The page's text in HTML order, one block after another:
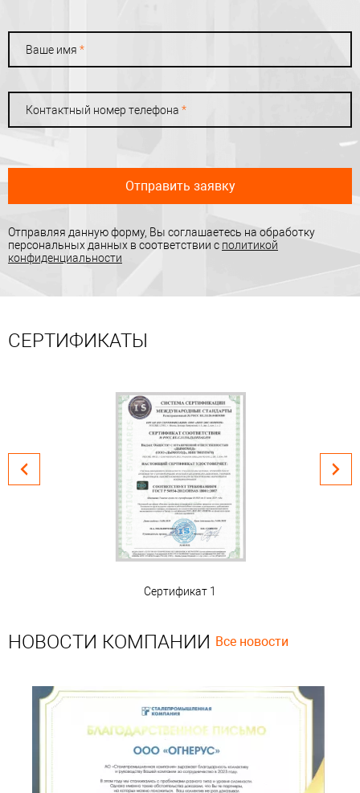
Ваше имя *
Контактный номер телефона *
Отправить заявку
Отправляя данную форму, Вы соглашаетесь на обработку
персональных данных в соответствии с политикой
конфиденциальности
СЕРТИФИКАТЫ
Сертификат 1
НОВОСТИ КОМПАНИИ Все новости